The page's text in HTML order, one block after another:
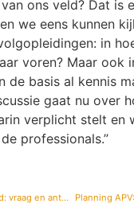
ons veld? Dat is
we eens kunnen
in
voren? Maar ook
de basis al kennis
gaat nu over
verplicht stelt en
professionals.”
Tweede Adviesraad: vraag en antwoord